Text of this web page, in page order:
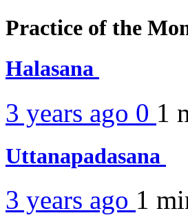
Practice of the
Halasana
3 years ago 0 1
Uttanapadasana
3 years ago 1